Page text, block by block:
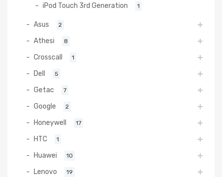
iPod Touch 3rd Generation 1
Asus 2
Athesi 8
Crosscall 1
Dell 5
Getac 7
Google 2
Honeywell 17
HTC 1
Huawei 10
Lenovo 19